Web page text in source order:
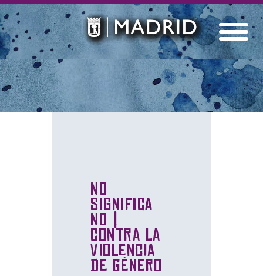
NO
SIGNIFICA
NO |
Contra la
violencia
de género